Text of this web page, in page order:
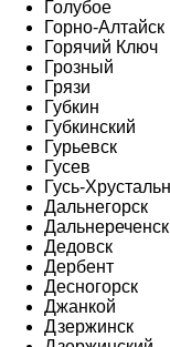
Голубое
Горно-Алтайск
Горячий Ключ
Грозный
Грязи
Губкин
Губкинский
Гурьевск
Гусев
Гусь-
Дальнегорск
Дальнереченск
Дедовск
Дербент
Десногорск
Джанкой
Дзержинск